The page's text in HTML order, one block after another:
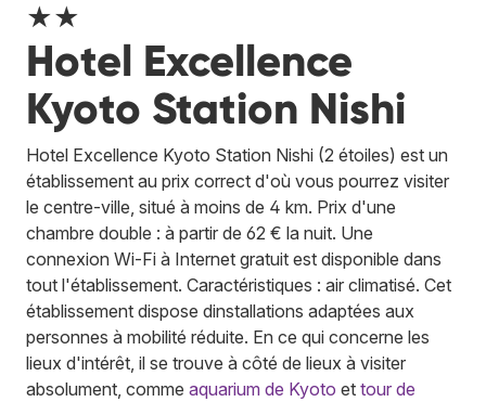
★★
Hotel Excellence
Kyoto Station Nishi
Hotel Excellence Kyoto Station Nishi (2 étoiles) est un
établissement au prix correct d'où vous pourrez visiter
le centre-ville, situé à moins de 4 km. Prix d'une
chambre double : à partir de 62 € la nuit. Une
connexion Wi-Fi à Internet gratuit est disponible dans
tout l'établissement. Caractéristiques : air climatisé. Cet
établissement dispose dinstallations adaptées aux
personnes à mobilité réduite. En ce qui concerne les
lieux d'intérêt, il se trouve à côté de lieux à visiter
absolument, comme aquarium de Kyoto et tour de